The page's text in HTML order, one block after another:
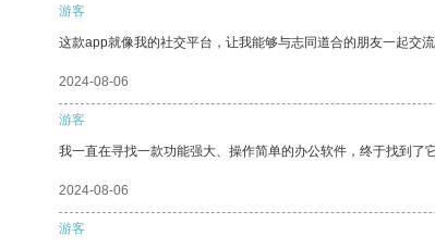
游客
这款app就像我的社交平台，让我能够与志同道合的朋友一起交流
2024-08-06
游客
我一直在寻找一款功能强大、操作简单的办公软件，终于找到了
2024-08-06
游客